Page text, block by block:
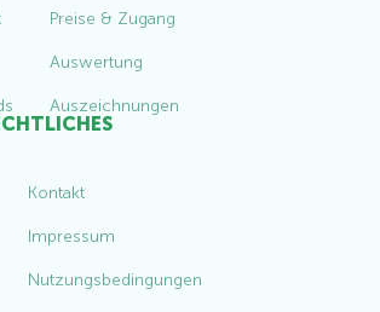
Preise & Zugang
Auswertung
Auszeichnungen
Kontakt
Impressum
Nutzungsbedingungen